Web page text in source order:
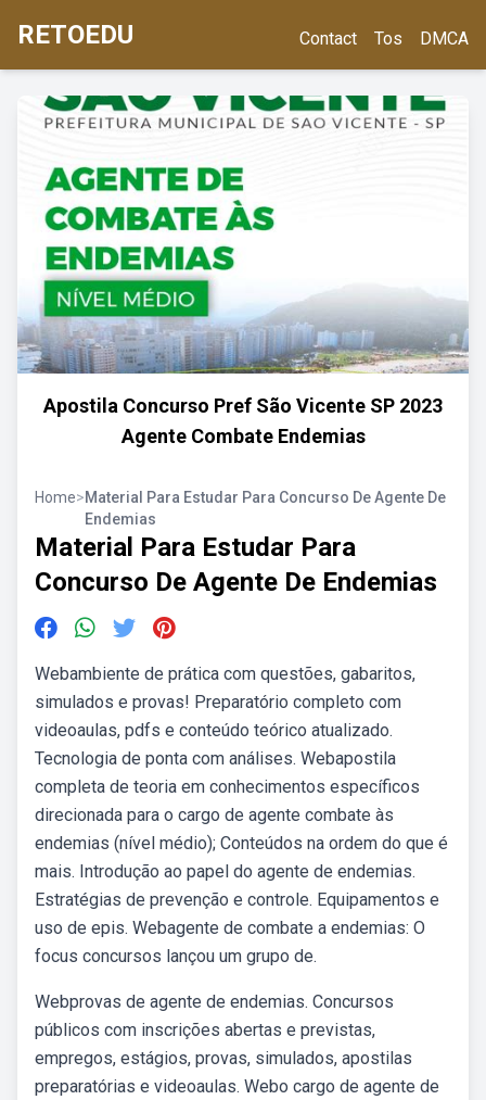
RETOEDU Contact Tos DMCA
Apostila Concurso Pref São Vicente SP 2023
Agente Combate Endemias
Home>Material Para Estudar Para Concurso De Agente De
Endemias
Material Para Estudar Para
Concurso De Agente De Endemias
Webambiente de prática com questões, gabaritos,
simulados e provas! Preparatório completo com
videoaulas, pdfs e conteúdo teórico atualizado.
Tecnologia de ponta com análises. Webapostila
completa de teoria em conhecimentos específicos
direcionada para o cargo de agente combate às
endemias (nível médio); Conteúdos na ordem do que é
mais. Introdução ao papel do agente de endemias.
Estratégias de prevenção e controle. Equipamentos e
uso de epis. Webagente de combate a endemias: O
focus concursos lançou um grupo de.
Webprovas de agente de endemias. Concursos
públicos com inscrições abertas e previstas,
empregos, estágios, provas, simulados, apostilas
preparatórias e videoaulas. Webo cargo de agente de